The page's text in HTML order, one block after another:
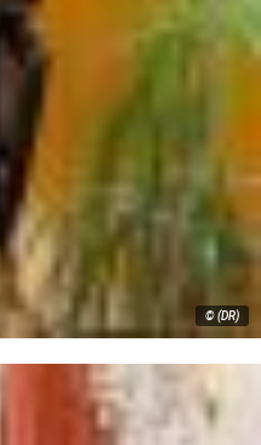
© (DR)